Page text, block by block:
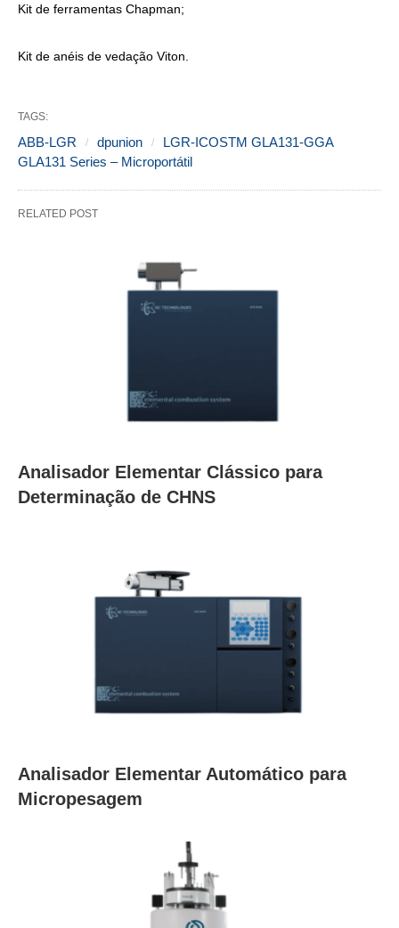
Kit de ferramentas Chapman;
Kit de anéis de vedação Viton.
TAGS:
ABB-LGR dpunion
LGR-ICOSTM GLA131-GGA
GLA131 Series – Microportátil
RELATED POST
Analisador Elementar Clássico para
Determinação de CHNS
Analisador Elementar Automático para
Micropesagem